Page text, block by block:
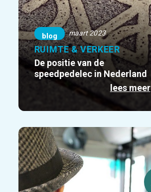
blog maart 2023
RUIMTE & VERKEER
De positie van de
speedpedelec in Nederland
lees meer